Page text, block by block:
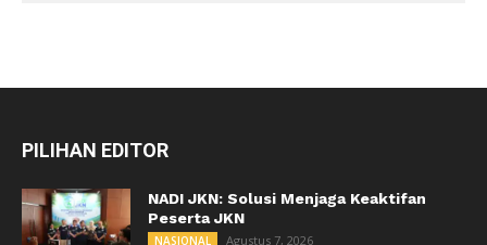
PILIHAN EDITOR
NADI JKN: Solusi Menjaga Keaktifan
Peserta JKN
NASIONAL Agustus 7, 2026